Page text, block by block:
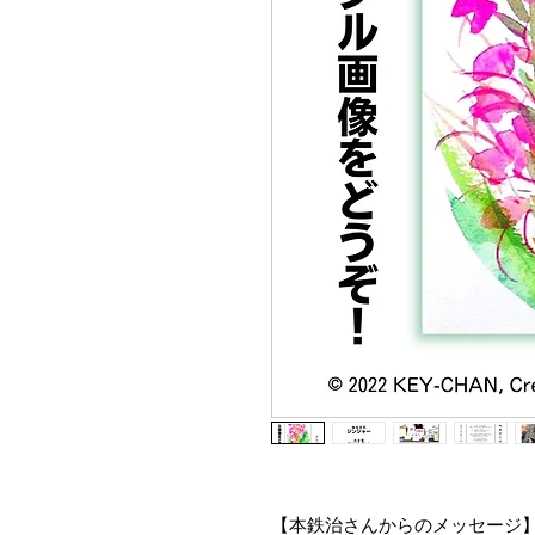
【本鉄治さんからのメッセージ